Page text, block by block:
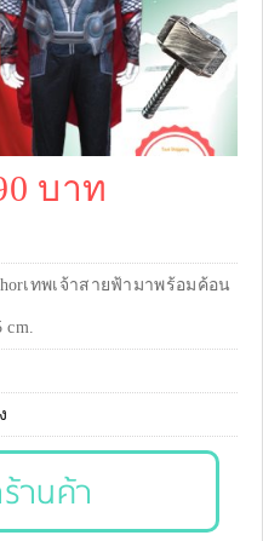
บาท
เทพเจ้าสายฟ้ามาพร้อมค้อน
cm.
านค้า